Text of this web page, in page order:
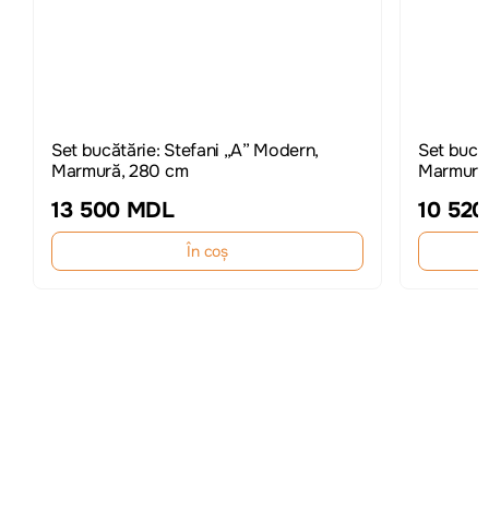
Set bucătărie: Stefani „A” Modern,
Marmură, 280 cm
13 500 MDL
În coș
Set
10